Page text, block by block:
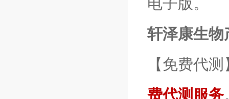
轩泽康生物
【免费代
费代测服务